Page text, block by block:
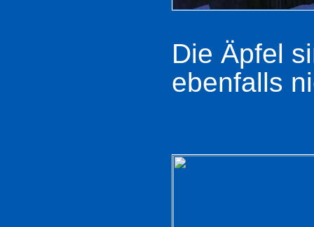
Die Äpfel
ebenfalls